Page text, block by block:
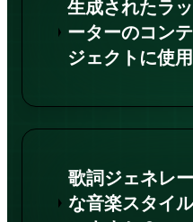
生成されたラ
ーターのコン
ジェクトに使
歌詞ジェネレ
な音楽スタイ